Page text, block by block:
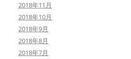
2018年11月
2018年10月
2018年9月
2018年8月
2018年7月